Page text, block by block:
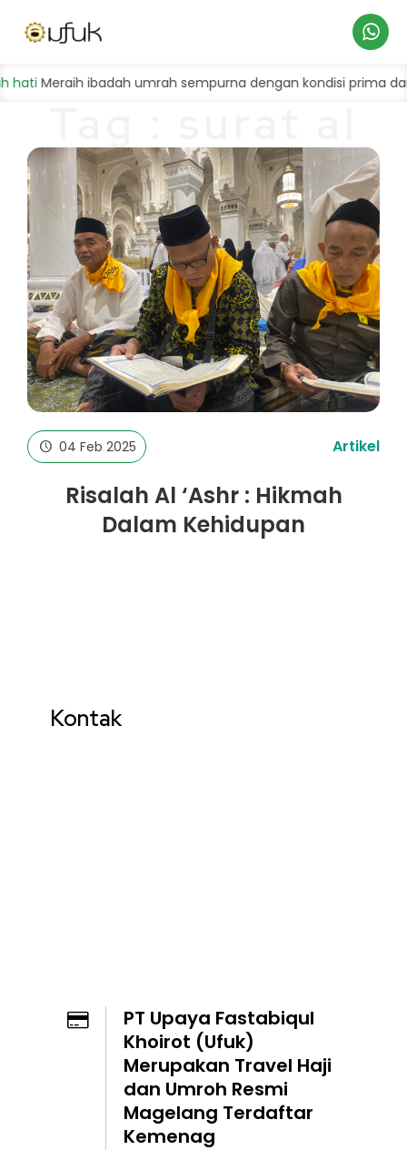
Meraih ibadah umrah sempurna dengan kondisi prima dan
‘ashr
04 Feb 2025 Artikel
Risalah Al ‘Ashr : Hikmah
Dalam Kehidupan
Kontak
PT Upaya Fastabiqul
Khoirot (Ufuk)
Merupakan Travel Haji
dan Umroh Resmi
Magelang Terdaftar
Kemenag